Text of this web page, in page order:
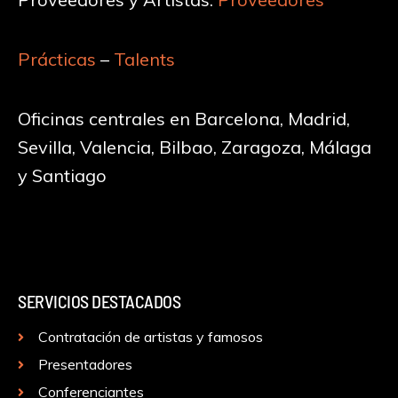
Prácticas – Talents
Oficinas centrales en Barcelona, Madrid,
Sevilla, Valencia, Bilbao, Zaragoza, Málaga
y Santiago
SERVICIOS DESTACADOS
Contratación de artistas y famosos
Presentadores
Conferenciantes